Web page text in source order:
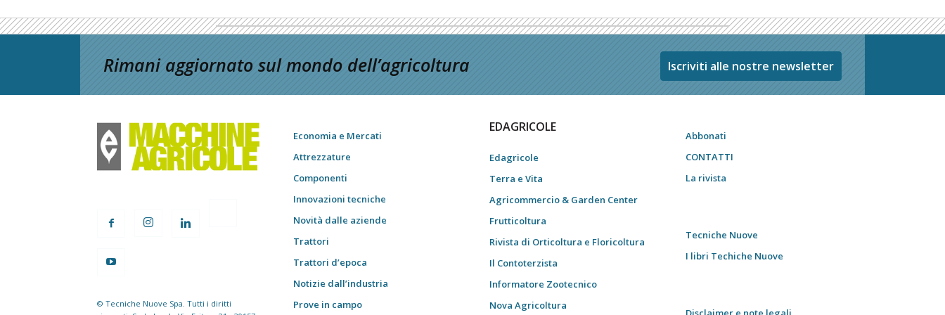
Rimani aggiornato sul mondo dell’agricoltura Iscriviti alle nostre newsletter
© Tecniche Nuove Spa. Tutti i diritti
Economia e Mercati
Attrezzature
Componenti
Innovazioni tecniche
Novità dalle aziende
Trattori
Trattori d’epoca
Notizie dall’industria
Prove in campo
EDAGRICOLE
Edagricole
Terra e Vita
Agricommercio & Garden Center
Frutticoltura
Rivista di Orticoltura e Floricoltura
Il Contoterzista
Informatore Zootecnico
Nova Agricoltura
Abbonati
CONTATTI
La rivista
Tecniche Nuove
I libri Techiche Nuove